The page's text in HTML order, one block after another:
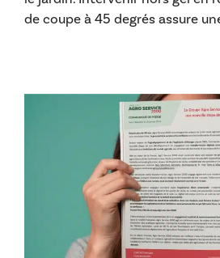
de coupe à 45 degrés assure